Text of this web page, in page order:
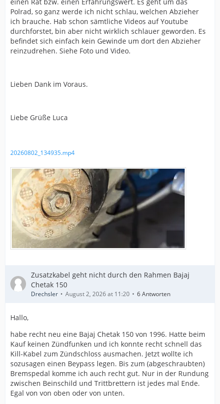
Polrad, so ganz werde ich nicht schlau, welchen Abzieher
ich brauche. Hab schon sämtliche Videos auf Youtube
durchforstet, bin aber nicht wirklich schlauer geworden. Es
befindet sich einfach kein Gewinde um dort den Abzieher
reinzudrehen. Siehe Foto und Video.
Lieben Dank im Voraus.
Liebe Grüße Luca
20260802_134935.mp4
Zusatzkabel geht nicht durch den Rahmen Bajaj
Chetak 150
Drechsler August 2, 2026 at 11:20 6 Antworten
Hallo,
habe recht neu eine Bajaj Chetak 150 von 1996. Hatte beim
Kauf keinen Zündfunken und ich konnte recht schnell das
Kill-Kabel zum Zündschloss ausmachen. Jetzt wollte ich
sozusagen einen Beypass legen. Bis zum (abgeschraubten)
Bremspedal komme ich auch recht gut. Nur in der Rundung
zwischen Beinschild und Trittbrettern ist jedes mal Ende.
Egal von von oben oder von unten.